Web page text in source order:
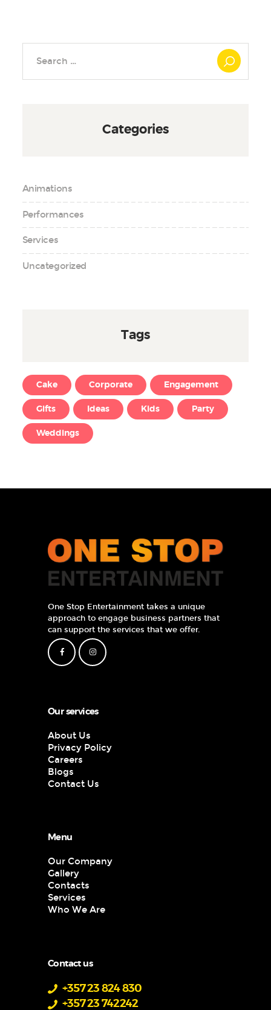
Categories
Animations
Performances
Services
Uncategorized
Tags
Cake Corporate Engagement
Gifts Ideas Kids Party
Weddings
One Stop Entertainment takes a unique
approach to engage business partners that
can support the services that we offer.
Our services
About Us
Privacy Policy
Careers
Blogs
Contact Us
Menu
Our Company
Gallery
Contacts
Services
Who We Are
Contact us
+357 23 824 830
+357 23 742242